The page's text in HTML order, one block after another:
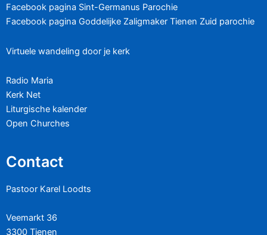
Facebook pagina Sint-Germanus Parochie
Facebook pagina Goddelijke Zaligmaker Tienen Zuid parochie
Virtuele wandeling door je kerk
Radio Maria
Kerk Net
Liturgische kalender
Open Churches
Contact
Pastoor Karel Loodts
Veemarkt 36
3300 Tienen